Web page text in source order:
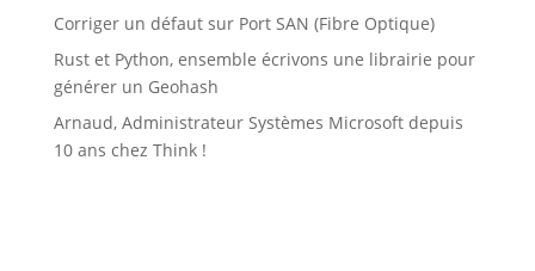
Corriger un défaut sur Port SAN (Fibre Optique)
Rust et Python, ensemble écrivons une librairie pour
générer un Geohash
Arnaud, Administrateur Systèmes Microsoft depuis
10 ans chez Think !